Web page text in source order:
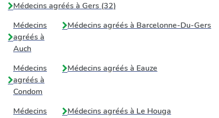
Médecins agréés à Gers (32)
Médecins
agréés à
Auch
Médecins agréés à Barcelonne-Du-Gers
Médecins
agréés à
Condom
Médecins agréés à Eauze
Médecins
Médecins agréés à Le Houga